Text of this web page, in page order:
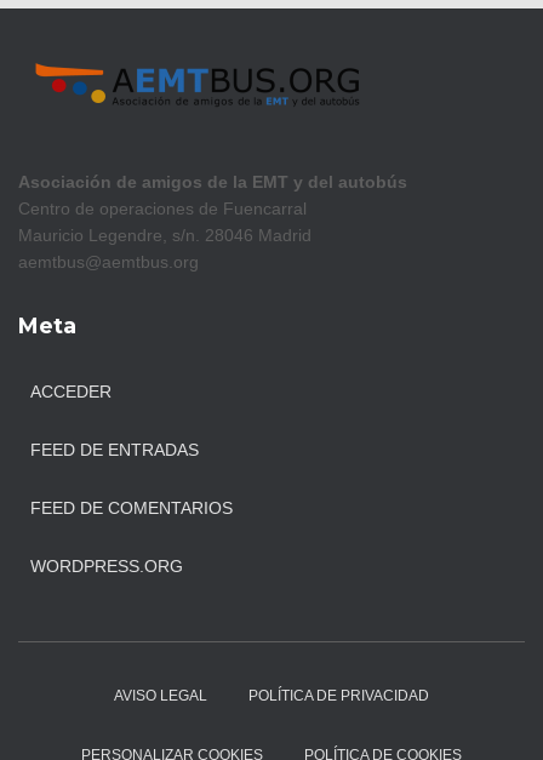
Asociación de amigos de la EMT y del autobús
Centro de operaciones de Fuencarral
Mauricio Legendre, s/n. 28046 Madrid
aemtbus@aemtbus.org
Meta
ACCEDER
FEED DE ENTRADAS
FEED DE COMENTARIOS
WORDPRESS.ORG
AVISO LEGAL POLÍTICA DE PRIVACIDAD
PERSONALIZAR COOKIES POLÍTICA DE COOKIES